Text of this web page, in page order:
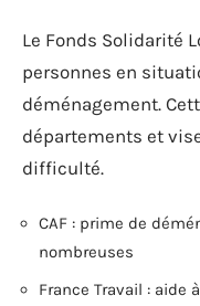
Le Fonds Solidarité
personnes en
déménagement.
départements et
difficulté.
CAF : prime de
nombreuses
France Travail : aide